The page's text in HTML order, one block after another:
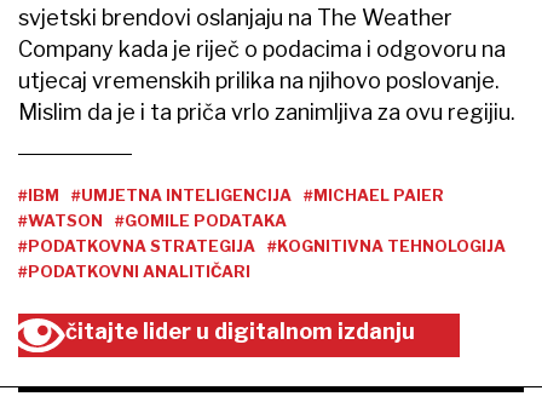
svjetski brendovi oslanjaju na The Weather
Company kada je riječ o podacima i odgovoru na
utjecaj vremenskih prilika na njihovo poslovanje.
Mislim da je i ta priča vrlo zanimljiva za ovu regijiu.
#IBM #UMJETNA INTELIGENCIJA
#MICHAEL PAIER
#WATSON
#GOMILE PODATAKA
#PODATKOVNA STRATEGIJA
#KOGNITIVNA TEHNOLOGIJA
#PODATKOVNI ANALITIČARI
čitajte lider u digitalnom izdanju